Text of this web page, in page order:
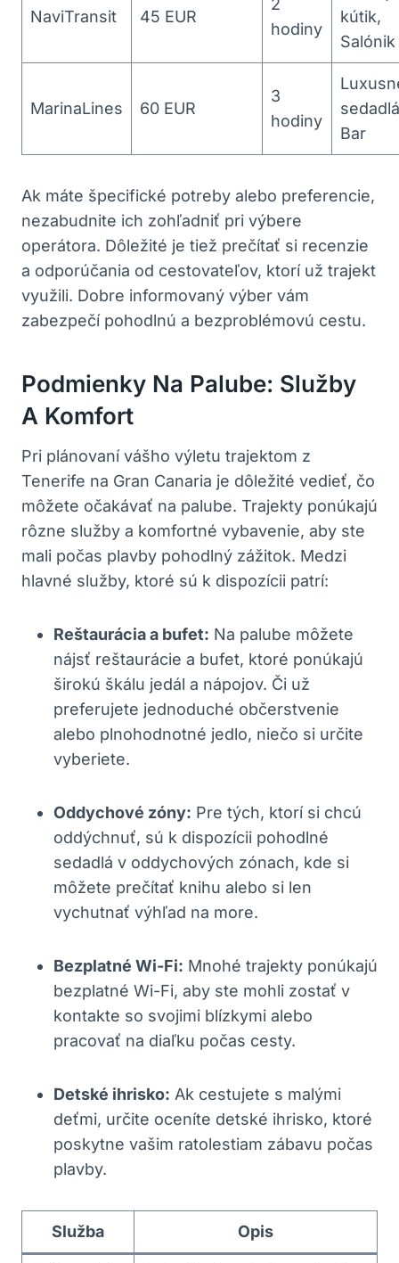
NaviTransit 45 EUR
hodiny
kútik,
Salónik
MarinaLines 60 EUR
3
hodiny
Bar
Ak máte špecifické potreby alebo preferencie,
nezabudnite ich zohľadniť pri výbere
operátora. Dôležité je tiež prečítať si recenzie
a odporúčania od cestovateľov, ktorí už trajekt
využili. Dobre informovaný výber vám
zabezpečí pohodlnú a bezproblémovú cestu.
Podmienky Na Palube: Služby
A Komfort
Pri plánovaní vášho výletu trajektom z
Tenerife na Gran Canaria je dôležité vedieť, čo
môžete očakávať na palube. Trajekty ponúkajú
rôzne služby a komfortné vybavenie, aby ste
mali počas plavby pohodlný zážitok. Medzi
hlavné služby, ktoré sú k dispozícii patrí:
Reštaurácia a bufet: Na palube môžete
nájsť reštaurácie a bufet, ktoré ponúkajú
širokú škálu jedál a nápojov. Či už
preferujete jednoduché občerstvenie
alebo plnohodnotné jedlo, niečo si určite
vyberiete.
Oddychové zóny: Pre tých, ktorí si chcú
oddýchnuť, sú k dispozícii pohodlné
sedadlá v oddychových zónach, kde si
môžete prečítať knihu alebo si len
vychutnať výhľad na more.
Bezplatné Wi-Fi: Mnohé trajekty ponúkajú
bezplatné Wi-Fi, aby ste mohli zostať v
kontakte so svojimi blízkymi alebo
pracovať na diaľku počas cesty.
Detské ihrisko: Ak cestujete s malými
deťmi, určite oceníte detské ihrisko, ktoré
poskytne vašim ratolestiam zábavu počas
plavby.
Služba Opis